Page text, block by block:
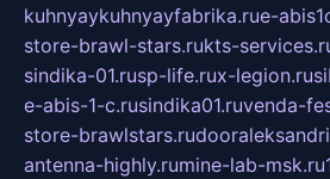
kuhnyaykuhnyayfabrika.rue-
store-brawl-stars.rukts-
sindika-01.rusp-life.rux-legion.ru
e-abis-1-c.rusindika01.ruvenda-
store-brawlstars.ru
antenna-highly.rumine-lab-msk.ru